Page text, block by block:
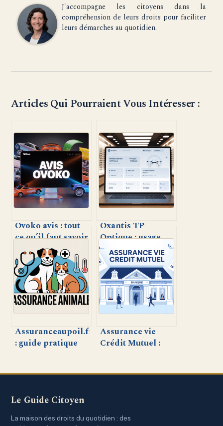
J'accompagne les citoyens dans la
compréhension de leurs droits pour faciliter
leurs démarches au quotidien.
Articles Qui Pourraient Vous Intéresser :
Ovoko avis : tout
ce qu’il faut savoir
avant d’acheter ou
vendre
Oxantis TP
Optique : usage,
avantages et
retours
d’expérience sur
la plateforme
Assuranceaupoil.fr
: guide pratique
assurance animale
Assurance vie
Crédit Mutuel :
Le Guide Citoyen
La maison des droits du quotidien : des